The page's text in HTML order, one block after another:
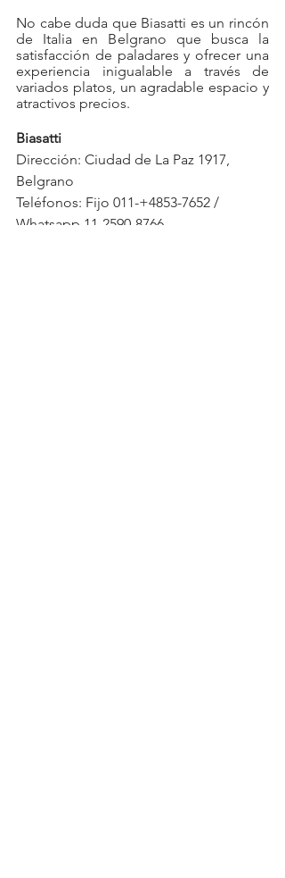
No cabe duda que Biasatti es un rincón
de Italia en Belgrano que busca la
satisfacción de paladares y ofrecer una
experiencia inigualable a través de
variados platos, un agradable espacio y
atractivos precios.
Biasatti
Dirección: Ciudad de La Paz 1917,
Belgrano
Teléfonos: Fijo 011-+4853-7652 /
Whatsapp 11-2590-8766